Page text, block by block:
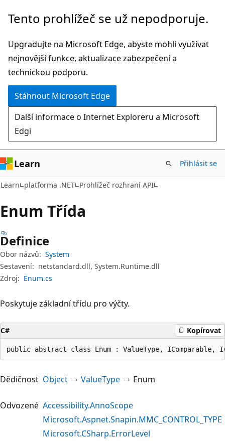
Přeskočit
hlavní
obsah
Přeskočit
navigaci
na
stránce
Tento prohlížeč se už nepodporuje.
Upgradujte na Microsoft Edge, abyste mohli využívat
nejnovější funkce, aktualizace zabezpečení a
technickou podporu.
Stáhnout Microsoft Edge
Další informace o Internet Exploreru a Microsoft
Edgi
Learn Přihlásit se
Learn platforma .NET Prohlížeč rozhraní API
Enum Třída
Definice
Obor názvů: System
Sestavení: netstandard.dll, System.Runtime.dll
Zdroj: Enum.cs
Poskytuje základní třídu pro výčty.
C# Kopírovat
public abstract class Enum : ValueType, IComparable,
Dědičnost Object ValueType Enum
Odvozené Accessibility.AnnoScope
Microsoft.Aspnet.Snapin.MMC_CONTROL_TYPE
Microsoft.CSharp.ErrorLevel